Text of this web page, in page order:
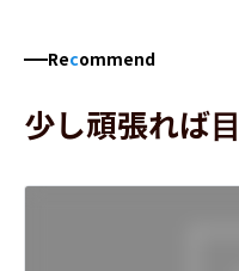
Recommend
少し頑張れば